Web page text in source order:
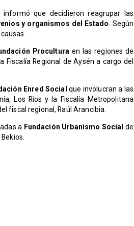
que decidieron reagrupar las
y organismos del Estado. Según
Procultura en las regiones de
Fiscalía Regional de Aysén a cargo del
Enred Socialque involucran a las
Los Ríos y la Fiscalía Metropolitana
fiscal regional, Raúl Arancibia.
a Fundación Urbanismo Social de